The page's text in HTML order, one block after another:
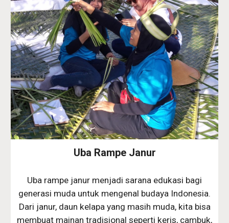
Uba Rampe Janur
Uba rampe janur menjadi sarana edukasi bagi
generasi muda untuk mengenal budaya Indonesia.
Dari janur, daun kelapa yang masih muda, kita bisa
membuat mainan tradisional seperti keris, cambuk,